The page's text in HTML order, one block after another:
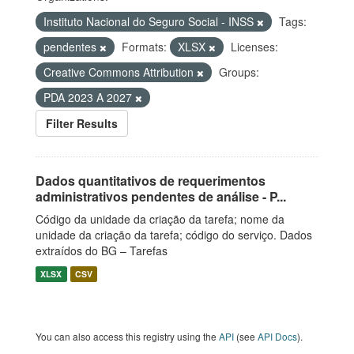
Instituto Nacional do Seguro Social - INSS
Tags:
pendentes
Formats: XLSX
Licenses:
Creative Commons Attribution
Groups:
PDA 2023 A 2027
Filter Results
Dados quantitativos de requerimentos
administrativos pendentes de análise - P...
Código da unidade da criação da tarefa; nome da
unidade da criação da tarefa; código do serviço. Dados
extraídos do BG – Tarefas
XLSX CSV
You can also access this registry using the API (see API Docs).